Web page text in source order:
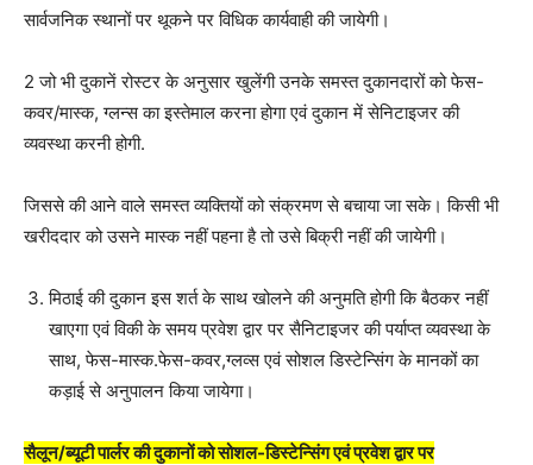
सार्वजनिक स्थानों पर थूकने पर विधिक कार्यवाही की जायेगी।
2 जो भी दुकानें रोस्टर के अनुसार खुलेंगी उनके समस्त दुकानदारों को फेस-
कवर/मास्क, ग्लन्स का इस्तेमाल करना होगा एवं दुकान में सेनिटाइजर की
व्यवस्था करनी होगी.
जिससे की आने वाले समस्त व्यक्तियों को संक्रमण से बचाया जा सके। किसी भी
खरीददार को उसने मास्क नहीं पहना है तो उसे बिक्री नहीं की जायेगी।
मिठाई की दुकान इस शर्त के साथ खोलने की अनुमति होगी कि बैठकर नहीं
खाएगा एवं विकी के समय प्रवेश द्वार पर सैनिटाइजर की पर्याप्त व्यवस्था के
साथ, फेस-मास्क.फेस-कवर,ग्लव्स एवं सोशल डिस्टेन्सिंग के मानकों का
कड़ाई से अनुपालन किया जायेगा।
सैलून/ब्यूटी पार्लर की दुकानों को सोशल-डिस्टेन्सिंग एवं प्रवेश द्वार पर